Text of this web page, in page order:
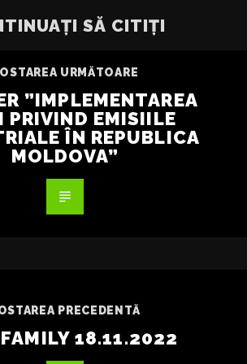
SĂ CITIȚI
URMĂTOARE
”IMPLEMENTAREA
PRIVIND EMISIILE
ÎN REPUBLICA
MOLDOVA”
PRECEDENTĂ
18.11.2022